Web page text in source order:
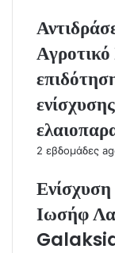
2 εβδομάδες
Ενίσχυση
Ιωσήφ